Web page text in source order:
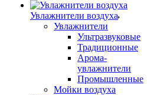
Увлажнители воздуха
Увлажнители
Ультразвуковые
Традиционные
Арома-
увлажнители
Промышленные
Мойки воздуха